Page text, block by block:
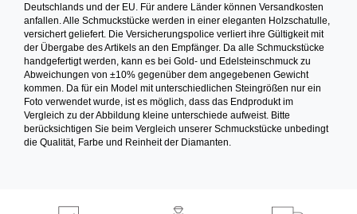
Deutschlands und der EU. Für andere Länder können Versandkosten
anfallen. Alle Schmuckstücke werden in einer eleganten Holzschatulle,
versichert geliefert. Die Versicherungspolice verliert ihre Gültigkeit mit
der Übergabe des Artikels an den Empfänger. Da alle Schmuckstücke
handgefertigt werden, kann es bei Gold- und Edelsteinschmuck zu
Abweichungen von ±10% gegenüber dem angegebenen Gewicht
kommen. Da für ein Model mit unterschiedlichen Steingrößen nur ein
Foto verwendet wurde, ist es möglich, dass das Endprodukt im
Vergleich zu der Abbildung kleine unterschiede aufweist. Bitte
berücksichtigen Sie beim Vergleich unserer Schmuckstücke unbedingt
die Qualität, Farbe und Reinheit der Diamanten.